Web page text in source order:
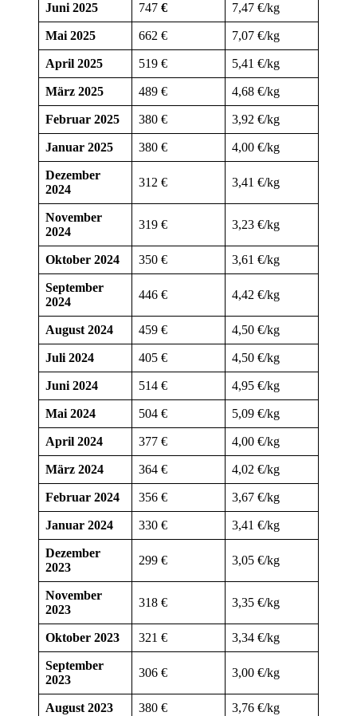
Juni 2025 747 € 7,47 €/kg
Mai 2025 662 € 7,07 €/kg
April 2025 519 € 5,41 €/kg
März 2025 489 € 4,68 €/kg
Februar 2025 380 € 3,92 €/kg
Januar 2025 380 € 4,00 €/kg
Dezember
2024
312 € 3,41 €/kg
November
2024
319 € 3,23 €/kg
Oktober 2024 350 € 3,61 €/kg
September
2024
446 € 4,42 €/kg
August 2024 459 € 4,50 €/kg
Juli 2024 405 € 4,50 €/kg
Juni 2024 514 € 4,95 €/kg
Mai 2024 504 € 5,09 €/kg
April 2024 377 € 4,00 €/kg
März 2024 364 € 4,02 €/kg
Februar 2024 356 € 3,67 €/kg
Januar 2024 330 € 3,41 €/kg
Dezember
2023
299 € 3,05 €/kg
November
2023
318 € 3,35 €/kg
Oktober 2023 321 € 3,34 €/kg
September
2023
306 € 3,00 €/kg
August 2023 380 € 3,76 €/kg